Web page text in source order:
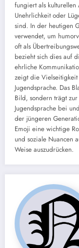
fungiert als kulturellen
Unehrlichkeit oder
sind. In der heutigen
verwendet, um
oft als
bezieht sich dies auf
ehrliche
zeigt die
Jugendsprache. Das
Bild, sondern trägt
Jugendsprache bei
der jüngeren
Emoji eine wichtige
und soziale Nuancen
Weise auszudrücken.